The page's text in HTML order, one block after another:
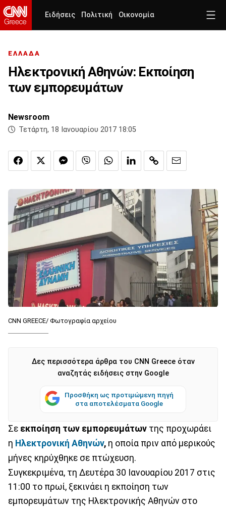
Ειδήσεις Πολιτική Οικονομία
ΕΛΛΑΔΑ
Ηλεκτρονική Αθηνών: Εκποίηση
των εμπορευμάτων
Newsroom
Τετάρτη, 18 Ιανουαρίου 2017 18:05
CNN GREECE/ Φωτογραφία αρχείου
Δες περισσότερα άρθρα του CNN Greece όταν
αναζητάς ειδήσεις στην Google
Προσθήκη ως προτιμώμενη πηγή
στα αποτελέσματα Google
Σε εκποίηση των εμπορευμάτων της προχωράει
η Ηλεκτρονική Αθηνών, η οποία πριν από μερικούς
μήνες κηρύχθηκε σε πτώχευση.
Συγκεκριμένα, τη Δευτέρα 30 Ιανουαρίου 2017 στις
11:00 το πρωί, ξεκινάει η εκποίηση των
εμπορευμάτων της Ηλεκτρονικής Αθηνών στο